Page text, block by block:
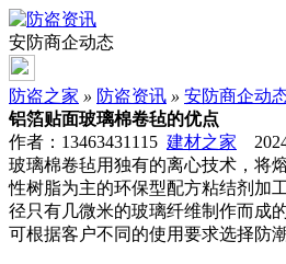
安防商企动态
防盗之家 » 防盗资讯 » 安防商企动
铝箔贴面玻璃棉卷毡的优点
作者：13463431115 建材之家
玻璃棉卷毡用独有的离心技术，将
性树脂为主的环保型配方粘结剂加
径只有几微米的玻璃纤维制作而成
可根据客户不同的使用要求选择防